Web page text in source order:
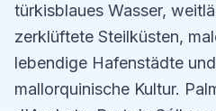
türkisblaues Wasser,
zerklüftete Steilküsten,
lebendige Hafenstädte
mallorquinische Kultur.